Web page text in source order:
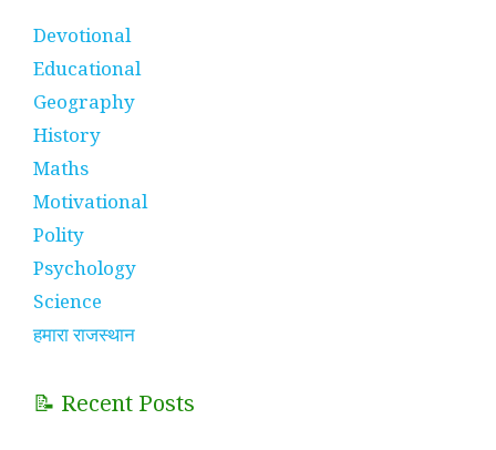
Devotional
Educational
Geography
History
Maths
Motivational
Polity
Psychology
Science
हमारा राजस्थान
📝 Recent Posts